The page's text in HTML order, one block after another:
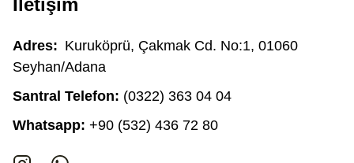
Adres: Kuruköprü, Çakmak Cd. No:1, 01060
Seyhan/Adana
Santral Telefon: (0322) 363 04 04
Whatsapp: +90 (532) 436 72 80